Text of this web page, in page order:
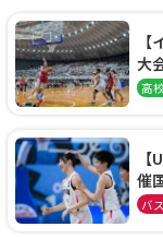
大
阜
高
催
通
バ